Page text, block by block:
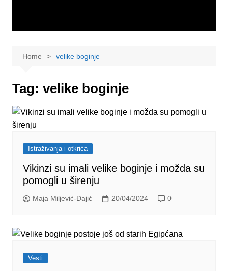
Home velike boginje
Tag: velike boginje
Istraživanja i otkrića
Vikinzi su imali velike boginje i možda su
pomogli u širenju
Maja Miljević-Đajić 20/04/2024 0
Vesti